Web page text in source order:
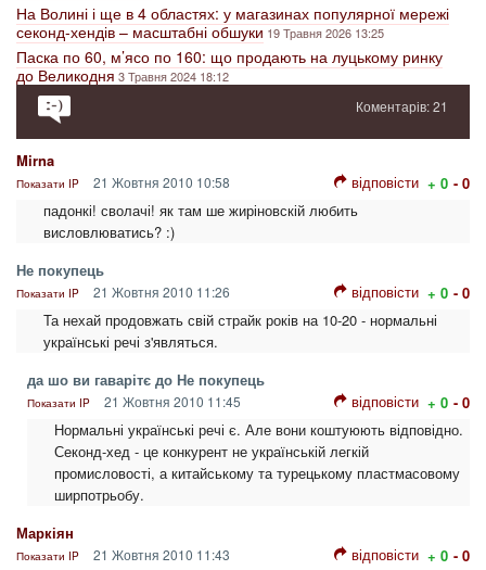
На Волині і ще в 4 областях: у магазинах популярної мережі
секонд-хендів – масштабні обшуки 19 Травня 2026 13:25
Паска по 60, м’ясо по 160: що продають на луцькому ринку
до Великодня3 Травня 2024 18:12
Коментарів: 21
Mirna
Показати IP 21 Жовтня 2010 10:58 відповісти + 0 - 0
падонкі! сволачі! як там ше жиріновскій любить
висловлюватись? :)
Не покупець
Показати IP 21 Жовтня 2010 11:26 відповісти + 0 - 0
Та нехай продовжать свій страйк років на 10-20 - нормальні
українські речі з'являться.
да шо ви гаварітє до Не покупець
Показати IP 21 Жовтня 2010 11:45 відповісти + 0 - 0
Нормальні українські речі є. Але вони коштуюють відповідно.
Секонд-хед - це конкурент не українській легкій
промисловості, а китайському та турецькому пластмасовому
ширпотрьобу.
Маркіян
Показати IP 21 Жовтня 2010 11:43 відповісти + 0 - 0